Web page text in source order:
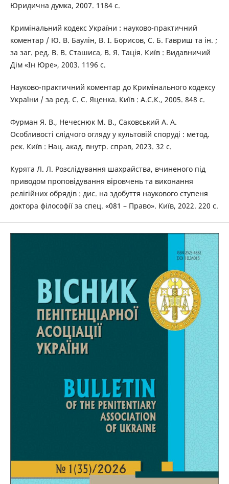
Юридична думка, 2007. 1184 с.
Кримінальний кодекс України : науково-практичний
коментар / Ю. В. Баулін, В. І. Борисов, С. Б. Гавриш та ін. ;
за заг. ред. В. В. Сташиса, В. Я. Тація. Київ : Видавничий
Дім «Ін Юре», 2003. 1196 с.
Науково-практичний коментар до Кримінального кодексу
України / за ред. С. С. Яценка. Київ : А.С.К., 2005. 848 с.
Фурман Я. В., Нечеснюк М. В., Саковський А. А.
Особливості слідчого огляду у культовій споруді : метод.
рек. Київ : Нац. акад. внутр. справ, 2023. 32 с.
Курята Л. Л. Розслідування шахрайства, вчиненого під
приводом проповідування віровчень та виконання
релігійних обрядів : дис. на здобуття наукового ступеня
доктора філософії за спец. «081 – Право». Київ, 2022. 220 с.